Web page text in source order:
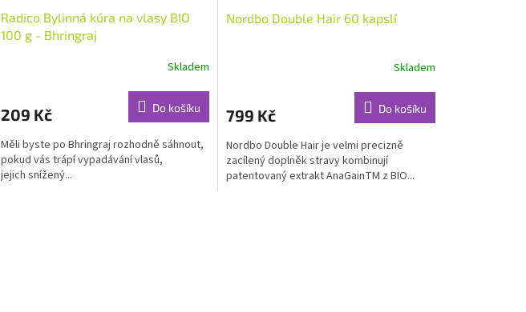
Radico Bylinná kúra na vlasy BIO
100 g - Bhringraj
Skladem
209 Kč Do košíku
Měli byste po Bhringraj rozhodně sáhnout,
pokud vás trápí vypadávání vlasů,
jejich snížený...
Nordbo Double Hair 60 kapslí
je
z
5
hvězdiček.
Skladem
799 Kč Do košíku
Nordbo Double Hair je velmi precizně
zacílený doplněk stravy kombinují
patentovaný extrakt AnaGainTM z BIO...